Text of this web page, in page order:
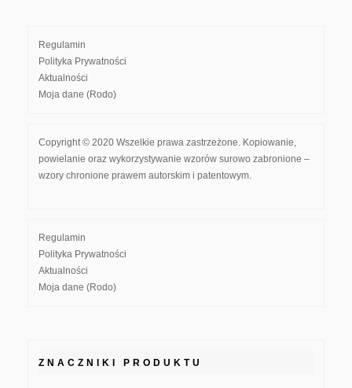
Regulamin
Polityka Prywatności
Aktualności
Moja dane (Rodo)
Copyright © 2020 Wszelkie prawa zastrzeżone. Kopiowanie,
powielanie oraz wykorzystywanie wzorów surowo zabronione –
wzory chronione prawem autorskim i patentowym.
Regulamin
Polityka Prywatności
Aktualności
Moja dane (Rodo)
ZNACZNIKI PRODUKTU